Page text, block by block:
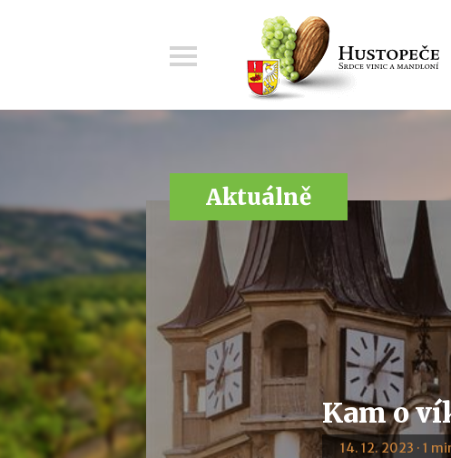
Aktuálně
Kam o
14. 12. 2023 · 1